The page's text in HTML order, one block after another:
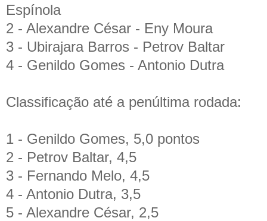
Espínola
2 - Alexandre César - Eny Moura
3 - Ubirajara Barros - Petrov Baltar
4 - Genildo Gomes - Antonio Dutra
Classificação até a penúltima rodada:
1 - Genildo Gomes, 5,0 pontos
2 - Petrov Baltar, 4,5
3 - Fernando Melo, 4,5
4 - Antonio Dutra, 3,5
5 - Alexandre César, 2,5